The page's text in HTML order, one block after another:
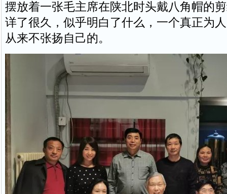
摆放着一张毛主席在陕北时头戴八角帽的
详了很久，似乎明白了什么，一个真正为
从来不张扬自己的。